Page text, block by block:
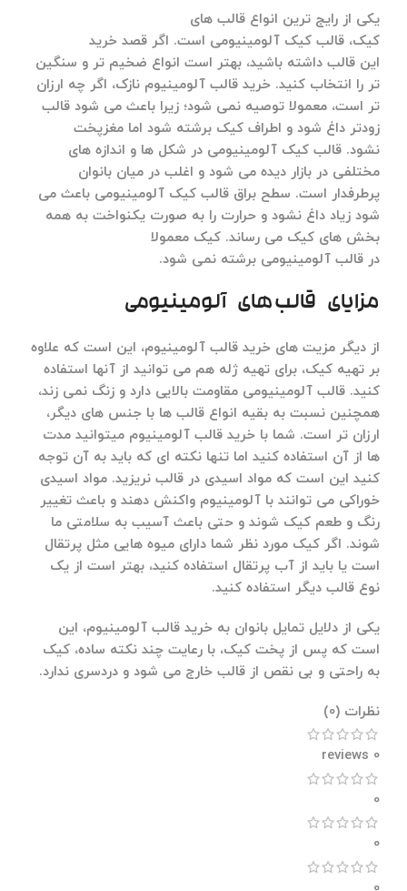
یکی از رایج ترین انواع قالب های
کیک، قالب کیک آلومینیومی است. اگر قصد خرید
این قالب داشته باشید، بهتر است انواع ضخیم تر و سنگین
تر را انتخاب کنید. خرید قالب آلومینیوم نازک، اگر چه ارزان
تر است، معمولا توصیه نمی شود؛ زیرا باعث می شود قالب
زودتر داغ شود و اطراف کیک برشته شود اما مغزپخت
نشود. قالب کیک آلومینیومی در شکل ها و اندازه های
مختلفی در بازار دیده می شود و اغلب در میان بانوان
پرطرفدار است. سطح براق قالب کیک آلومینیومی باعث می
شود زیاد داغ نشود و حرارت را به صورت یکنواخت به همه
بخش های کیک می رساند. کیک معمولا
در قالب آلومینیومی برشته نمی شود.
مزایای قالب های آلومینیومی
از دیگر مزیت های خرید قالب آلومینیوم، این است که علاوه
بر تهیه کیک، برای تهیه ژله هم می توانید از آنها استفاده
کنید. قالب آلومینیومی مقاومت بالایی دارد و زنگ نمی زند،
همچنین نسبت به بقیه انواع قالب ها با جنس های دیگر،
ارزان تر است. شما با خرید قالب آلومینیوم میتوانید مدت
ها از آن استفاده کنید اما تنها نکته ای که باید به آن توجه
کنید این است که مواد اسیدی در قالب نریزید. مواد اسیدی
خوراکی می توانند با آلومینیوم واکنش دهند و باعث تغییر
رنگ و طعم کیک شوند و حتی باعث آسیب به سلامتی ما
شوند. اگر کیک مورد نظر شما دارای میوه هایی مثل پرتقال
است یا باید از آب پرتقال استفاده کنید، بهتر است از یک
نوع قالب دیگر استفاده کنید.
یکی از دلایل تمایل بانوان به خرید قالب آلومینیوم، این
است که پس از پخت کیک، با رعایت چند نکته ساده، کیک
به راحتی و بی نقص از قالب خارج می شود و دردسری ندارد.
نظرات (0)
0 reviews
0
0